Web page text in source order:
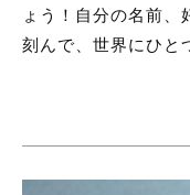
ょう！自分の名前
刻んで、世界にひと